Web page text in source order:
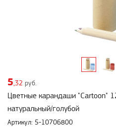
5,32 руб.
Цветные карандаши "Cartoon"
натуральный/голубой
Артикул: 5-10706800